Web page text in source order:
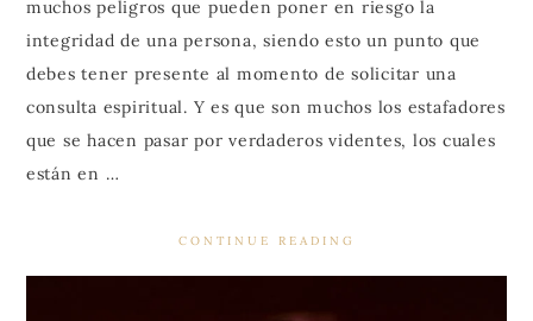
muchos peligros que pueden poner en riesgo la
integridad de una persona, siendo esto un punto que
debes tener presente al momento de solicitar una
consulta espiritual. Y es que son muchos los estafadores
que se hacen pasar por verdaderos videntes, los cuales
están en …
CONTINUE READING